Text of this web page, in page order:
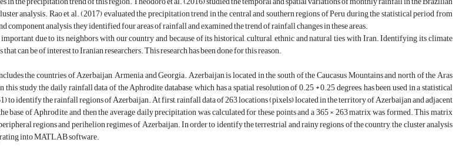
analysis. Rao et al. (2017) evaluated the precipitation trend in the central and southern regions of Peru during the statistical period from
component analysis, they identified four areas of rainfall and examined the trend of rainfall changes in these areas.
due to its neighbors with our country and because of its historical, cultural, ethnic and natural ties with Iran. Identifying its climate
that can be of interest to Iranian researchers. This research has been done for this reason.
the countries of Azerbaijan, Armenia and Georgia. Azerbaijan is located in the south of the Caucasus Mountains and north of the Aras
this study, the daily rainfall data of the Aphrodite database, which has a spatial resolution of 0.25 * 0.25 degrees, has been used in a statistical
to identify the rainfall regions of Azerbaijan. At first, rainfall data of 263 locations (pixels) located in the territory of Azerbaijan and adjacent
base of Aphrodite, and then the average daily precipitation was calculated for these points and a 365 × 263 matrix was formed. This matrix
regions and perihelion regimes of Azerbaijan. In order to identify the terrestrial and rainy regions of the country, the cluster analysis
into MATLAB software.